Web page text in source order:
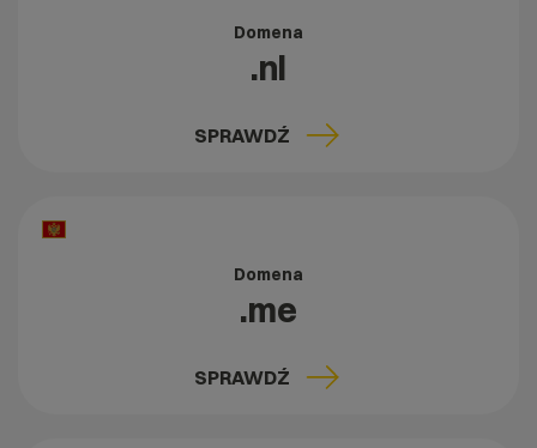
Domena
.nl
SPRAWDŹ
Domena
.me
SPRAWDŹ